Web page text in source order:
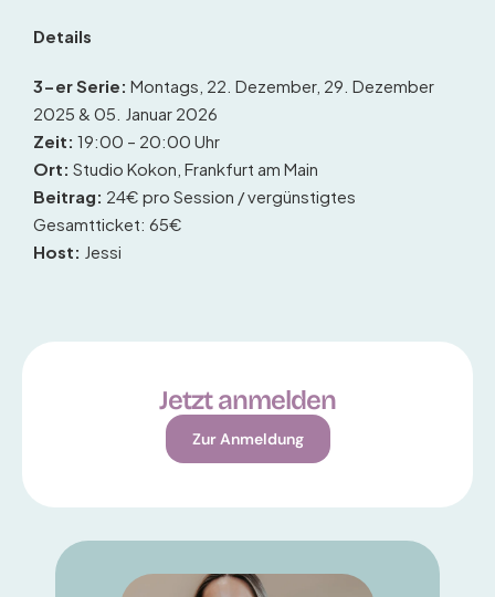
Details
3-er Serie: Montags, 22. Dezember, 29. Dezember
2025 & 05. Januar 2026
Zeit: 19:00 – 20:00 Uhr
Ort: Studio Kokon, Frankfurt am Main
Beitrag: 24€ pro Session / vergünstigtes
Gesamtticket: 65€
Host: Jessi
Jetzt anmelden
Zur Anmeldung